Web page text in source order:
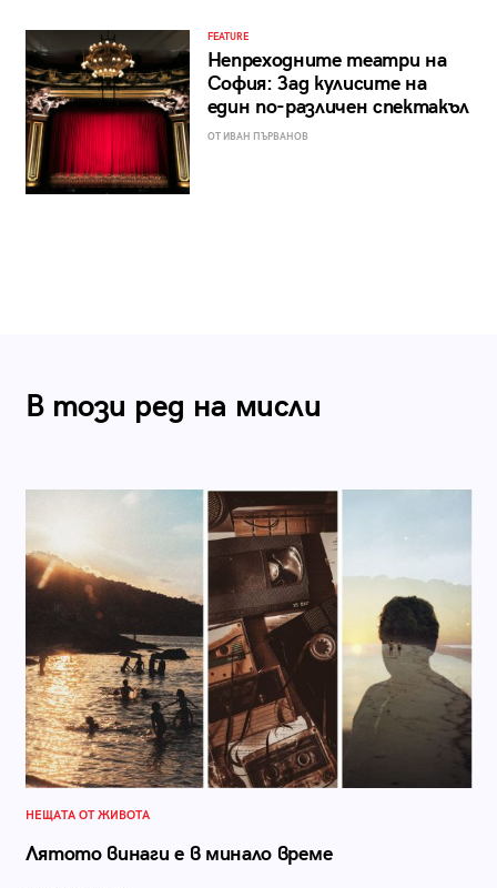
FEATURE
Непреходните театри на
София: Зад кулисите на
един по-различен спектакъл
ОТ ИВАН ПЪРВАНОВ
В този ред на мисли
НЕЩАТА ОТ ЖИВОТА
Лятото винаги е в минало време